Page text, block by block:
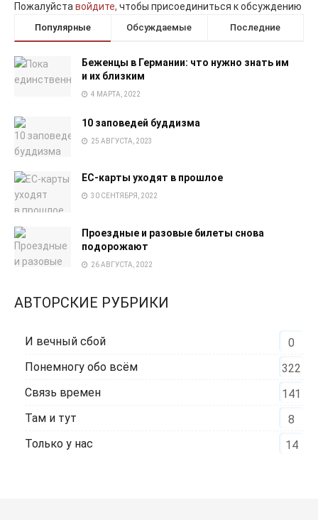
Пожалуйставойдите, чтобы присоединиться к обсуждению
Популярные Обсуждаемые Последние
Беженцы в Германии: что нужно знать им
и их близким
4 МАРТА, 2022
10 заповедей буддизма
25 АВГУСТА, 2023
EC-карты уходят в прошлое
30 СЕНТЯБРЯ, 2022
Проездные и разовые билеты снова
подорожают
26 АВГУСТА, 2022
АВТОРСКИЕ РУБРИКИ
И вечный сбой
0
Понемногу обо всём
322
Связь времен
141
Там и тут
8
Только у нас
14